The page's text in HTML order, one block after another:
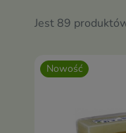
Jest 89
Nowość